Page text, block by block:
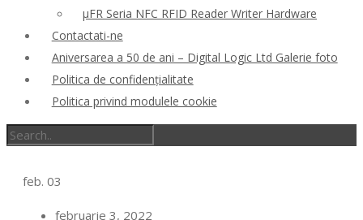
μFR Seria NFC RFID Reader Writer Hardware
Contactati-ne
Aniversarea a 50 de ani – Digital Logic Ltd Galerie foto
Politica de confidenţialitate
Politica privind modulele cookie
feb. 03
februarie 3, 2022